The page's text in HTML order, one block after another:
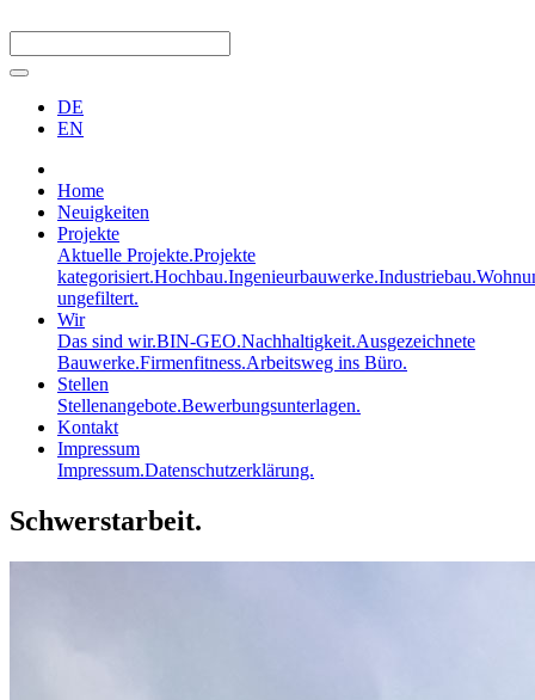
DE
EN
Home
Neuigkeiten
Projekte
Aktuelle Projekte.Projekte
kategorisiert.Hochbau.Ingenieurbauwerke.Industriebau.
ungefiltert.
Wir
Das sind wir.BIN-GEO.Nachhaltigkeit.Ausgezeichnete
Bauwerke.Firmenfitness.Arbeitsweg ins Büro.
Stellen
Stellenangebote.Bewerbungsunterlagen.
Kontakt
Impressum
Impressum.Datenschutzerklärung.
Schwerstarbeit.